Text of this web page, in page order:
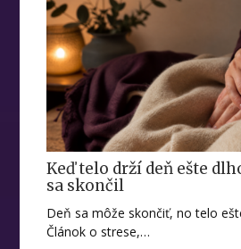
Keď telo drží deň ešte
sa skončil
Deň sa môže skončiť, no telo
Článok o strese,…